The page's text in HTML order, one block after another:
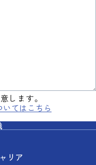
します。
てはこちら
リア